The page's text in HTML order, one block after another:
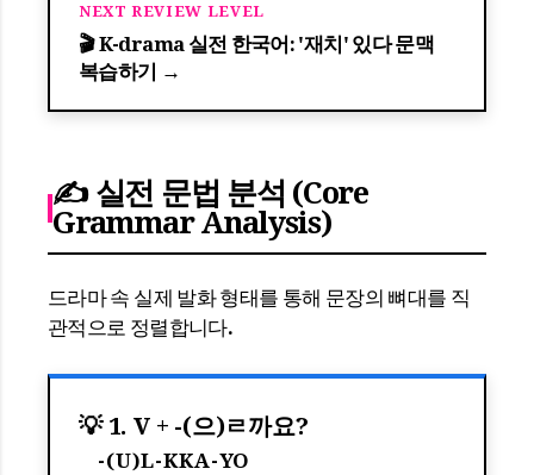
NEXT REVIEW LEVEL
🎬 K-drama 실전 한국어: '재치' 있다 문맥
복습하기 →
✍️ 실전 문법 분석 (Core
Grammar Analysis)
드라마 속 실제 발화 형태를 통해 문장의 뼈대를 직
관적으로 정렬합니다.
💡 1. V + -(으)ㄹ까요?
-(U)L-KKA-YO